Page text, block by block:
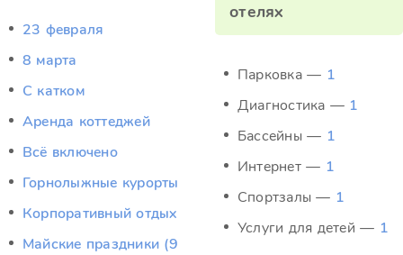
23 февраля
8 марта
C катком
Аренда коттеджей
Всё включено
Горнолыжные курорты
Корпоративный отдых
Майские праздники (9
отелях
Парковка — 1
Диагностика — 1
Бассейны — 1
Интернет — 1
Спортзалы — 1
Услуги для детей — 1